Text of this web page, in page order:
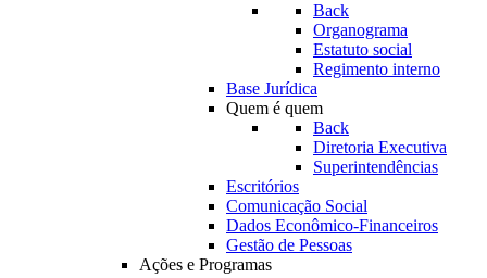
Back
Organograma
Estatuto social
Regimento interno
Base Jurídica
Quem é quem
Back
Diretoria Executiva
Superintendências
Escritórios
Comunicação Social
Dados Econômico-Financeiros
Gestão de Pessoas
Ações e Programas